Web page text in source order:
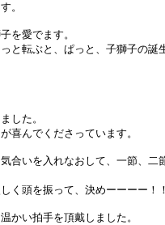
。
を愛でます。
と転ぶと、ぱっと、子獅子の誕
した。
喜んでくださっています。
合いを入れなおして、一節、二
く頭を振って、決めーーーー！
かい拍手を頂戴しました。